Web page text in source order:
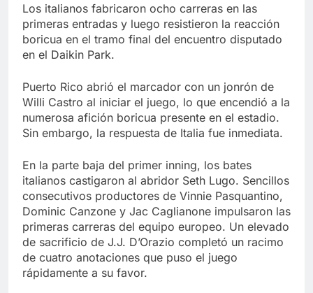
Los italianos fabricaron ocho carreras en las
primeras entradas y luego resistieron la reacción
boricua en el tramo final del encuentro disputado
en el Daikin Park.
Puerto Rico abrió el marcador con un jonrón de
Willi Castro al iniciar el juego, lo que encendió a la
numerosa afición boricua presente en el estadio.
Sin embargo, la respuesta de Italia fue inmediata.
En la parte baja del primer inning, los bates
italianos castigaron al abridor Seth Lugo. Sencillos
consecutivos productores de Vinnie Pasquantino,
Dominic Canzone y Jac Caglianone impulsaron las
primeras carreras del equipo europeo. Un elevado
de sacrificio de J.J. D’Orazio completó un racimo
de cuatro anotaciones que puso el juego
rápidamente a su favor.